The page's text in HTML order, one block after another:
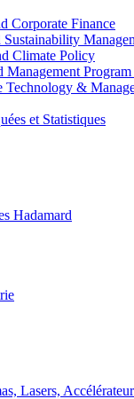
Corporate Finance
Climate Policy
&
et Statistiques
Hadamard
Lasers,